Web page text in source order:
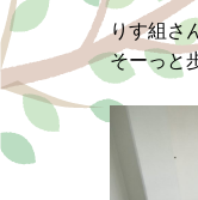
りす組さ
そーっと